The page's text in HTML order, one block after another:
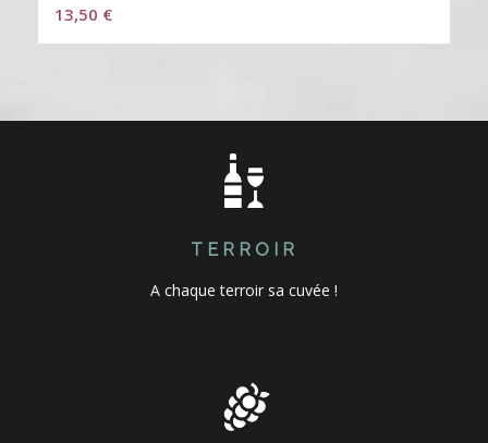
13,50 €
TERROIR
A chaque terroir sa cuvée !